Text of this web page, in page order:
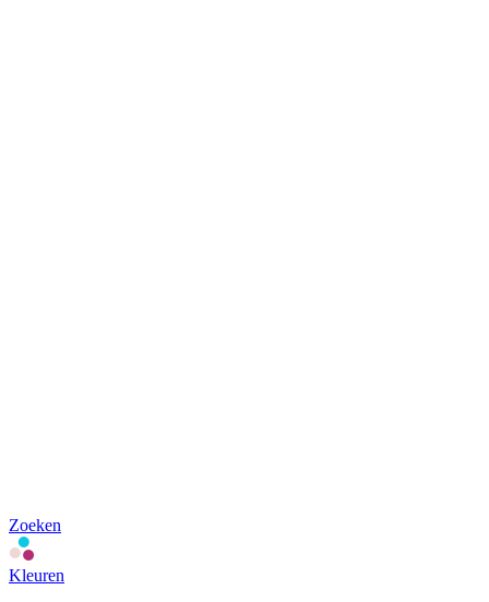
Zoeken
Kleuren